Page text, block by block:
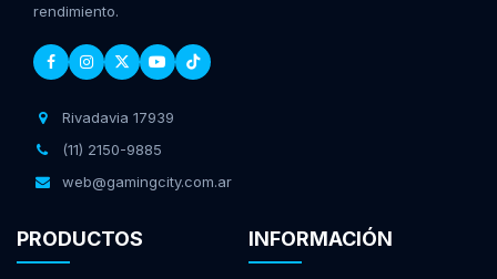
rendimiento.
Rivadavia 17939
(11) 2150-9885
web@gamingcity.com.ar
PRODUCTOS INFORMACIÓN